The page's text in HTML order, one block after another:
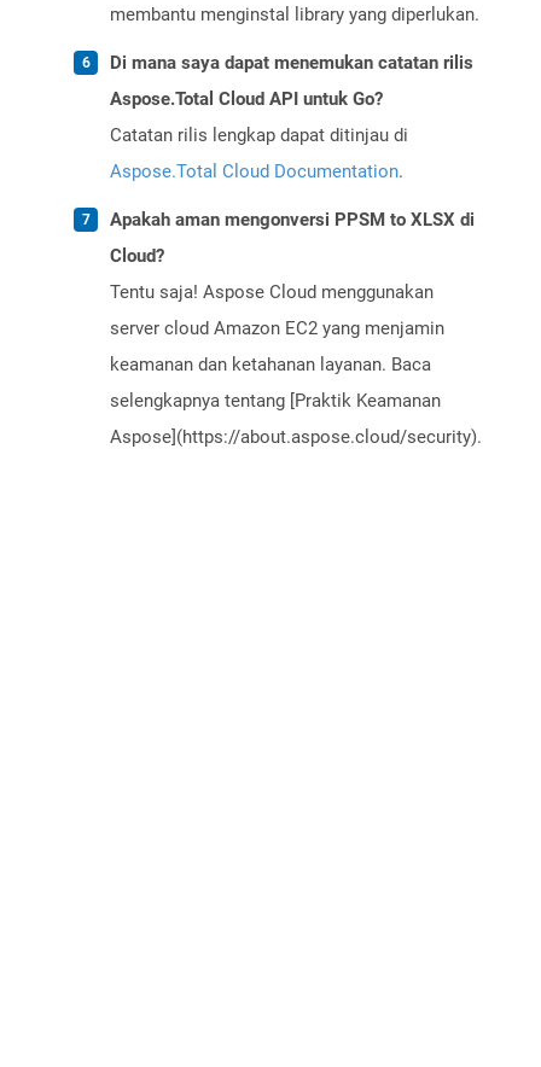
membantu menginstal library yang diperlukan.
Di mana saya dapat menemukan catatan rilis
Aspose.Total Cloud API untuk Go?
Catatan rilis lengkap dapat ditinjau di
Aspose.Total Cloud Documentation.
Apakah aman mengonversi PPSM to XLSX di
Cloud?
Tentu saja! Aspose Cloud menggunakan
server cloud Amazon EC2 yang menjamin
keamanan dan ketahanan layanan. Baca
selengkapnya tentang [Praktik Keamanan
Aspose](https://about.aspose.cloud/security).